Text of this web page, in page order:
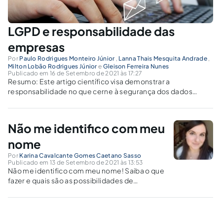
LGPD e responsabilidade das
empresas
Por Paulo Rodrigues Monteiro Júnior , Lanna Thais Mesquita Andrade ,
Milton Lobão Rodrigues Júnior e Gleison Ferreira Nunes
Publicado em 16 de Setembro de 2021 às 17:27
Resumo: Este artigo científico visa demonstrar a
responsabilidade no que cerne à segurança dos dados
públicas e privadas, seja para fins de obrigações legais,
como declaração de créditos fiscais, bens para a...
Não me identifico com meu
nome
Por Karina Cavalcante Gomes Caetano Sasso
Publicado em 13 de Setembro de 2021 às 13:53
Não me identifico com meu nome! Saiba o que
fazer e quais são as possibilidades de